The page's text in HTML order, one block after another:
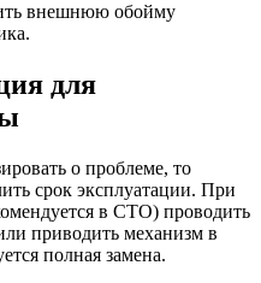
внешнюю обойму
для
о проблеме, то
срок эксплуатации. При
в СТО) проводить
приводить механизм в
полная замена.